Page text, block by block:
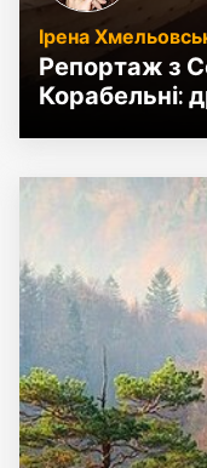
Ірена
Репортаж з
Корабельні: